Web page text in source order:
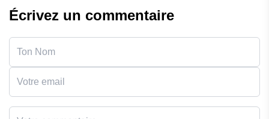
Écrivez un commentaire